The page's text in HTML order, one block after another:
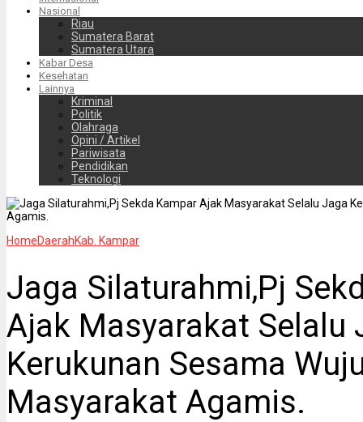
Nasional
Riau
Sumatera Barat
Sumatera Utara
Kabar Desa
Kesehatan
Lainnya
Kriminal
Politik
Olahraga
Opini / Artikel
Pariwisata
Pendidikan
Teknologi
HomeDaerahKab. Kampar
Jaga Silaturahmi,Pj
Ajak Masyarakat Selalu
Kerukunan Sesama
Masyarakat Agamis.